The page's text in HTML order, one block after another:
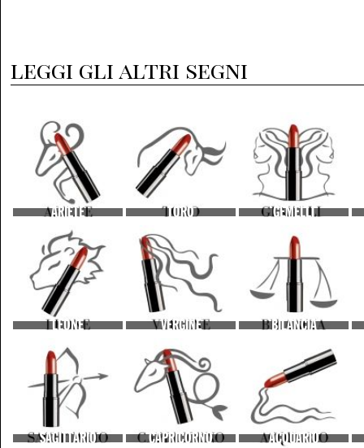
leggi gli altri segni
ARIETE TORO GEMELLI
LEONE VERGINE BILANCIA
SAGITTARIO CAPRICORNO ACQUARIO